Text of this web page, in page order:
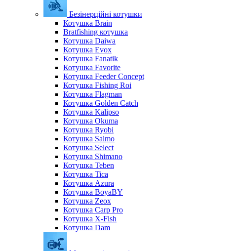
Безінерційні котушки
Котушка Brain
Bratfishing котушка
Котушка Daiwa
Котушка Evox
Котушка Fanatik
Котушка Favorite
Котушка Feeder Concept
Котушка Fishing Roi
Котушка Flagman
Котушка Golden Catch
Котушка Kalipso
Котушка Okuma
Котушка Ryobi
Котушка Salmo
Котушка Select
Котушка Shimano
Котушка Teben
Котушка Tica
Котушка Azura
Котушка BoyaBY
Котушка Zeox
Котушка Carp Pro
Котушка X-Fish
Котушка Dam